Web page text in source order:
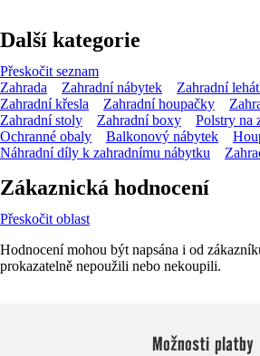
Další kategorie
Přeskočit seznam
Zahrada
Zahradní nábytek Zahradní
Zahradní křesla
Zahradní houpačky
Zahradní stoly
Zahradní boxy
Polstry na
Ochranné obaly
Balkonový nábytek
Náhradní díly k zahradnímu nábytku
Zákaznická hodnocení
Přeskočit oblast
Hodnocení mohou být napsána i od
prokazatelně nepoužili nebo nekoupili.
Možnosti platby